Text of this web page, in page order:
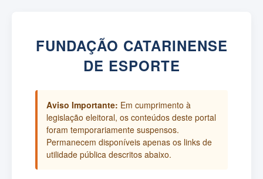
FUNDAÇÃO CATARINENSE
DE ESPORTE
Aviso Importante: Em cumprimento à
legislação eleitoral, os conteúdos deste portal
foram temporariamente suspensos.
Permanecem disponíveis apenas os links de
utilidade pública descritos abaixo.